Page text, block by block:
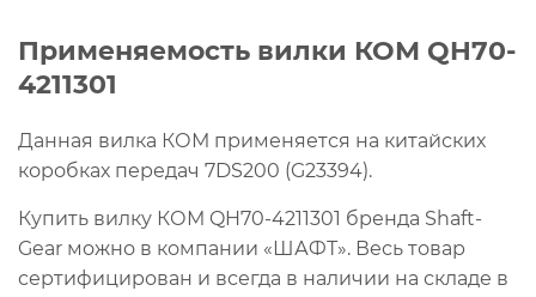
Применяемость вилки КОМ QH70-
4211301
Данная вилка КОМ применяется на китайских
коробках передач 7DS200 (G23394).
Купить вилку КОМ QH70-4211301 бренда Shaft-
Gear можно в компании «ШАФТ». Весь товар
сертифицирован и всегда в наличии на складе в